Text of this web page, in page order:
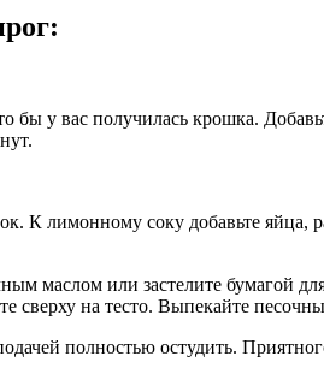
:
бы у вас получилась крошка.
К лимонному соку добавьте
маслом или застелите бумагой
на тесто. Выпекайте
полностью остудить.